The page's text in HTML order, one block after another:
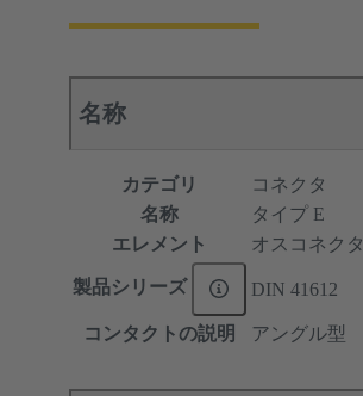
名称
カテゴリ
コネクタ
名称
タイプ E
エレメント
オスコネクタ
製品シリーズ DIN 41612
コンタクトの説明 アングル型